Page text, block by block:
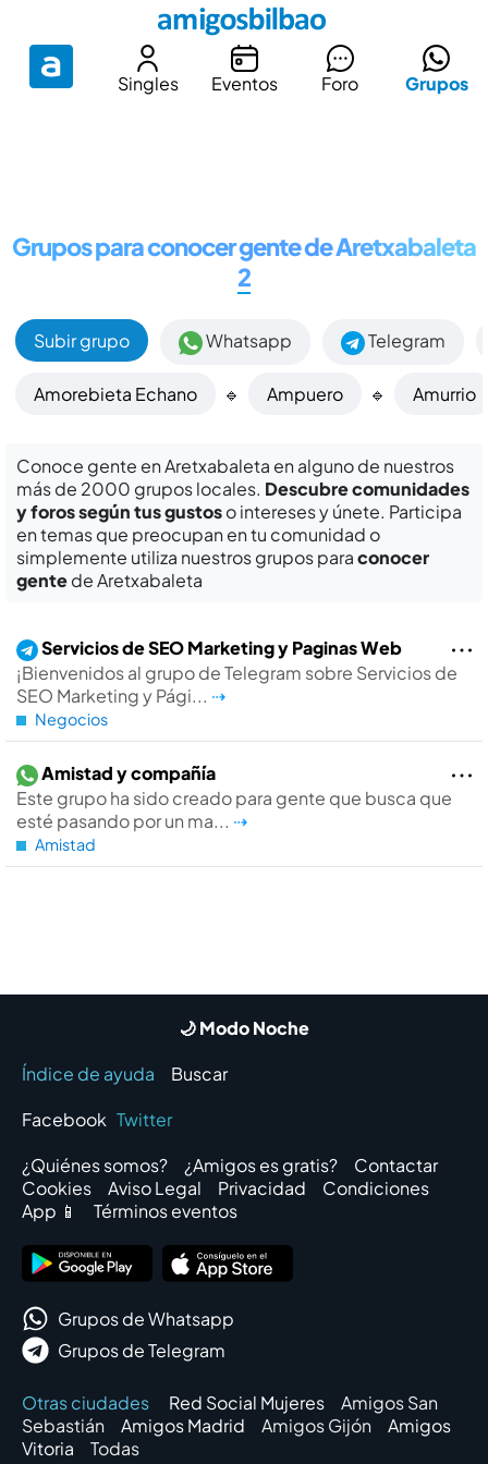
Singles Eventos Foro Grupos
Grupos para conocer gente de Aretxabaleta
2
Subir grupo Whatsapp Telegram
Amorebieta Echano 🔹 Ampuero 🔹 Amurrio
Conoce gente en Aretxabaleta en alguno de nuestros
más de 2000 grupos locales. Descubre comunidades
y foros según tus gustoso intereses y únete. Participa
en temas que preocupan en tu comunidad o
simplemente utiliza nuestros grupos paraconocer
gentede Aretxabaleta
Servicios de SEO Marketing y Paginas Web
¡Bienvenidos al grupo de Telegram sobre Servicios de
SEO Marketing y Pági... ⇢
Negocios
Amistad y compañí­a
Este grupo ha sido creado para gente que busca que
esté pasando por un ma... ⇢
Amistad
🌙 Modo Noche
Índice de ayuda
Buscar
Facebook Twitter
¿Quiénes somos?
¿Amigos es gratis?
Contactar
Cookies
Aviso Legal Privacidad
Condiciones
App 📱
Términos eventos
Grupos de Whatsapp
Grupos de Telegram
Otras ciudades Red Social Mujeres
Amigos San
Sebastián
Amigos Madrid Amigos Gijón
Amigos
Vitoria
Todas